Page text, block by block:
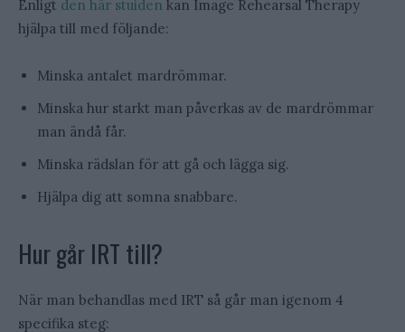
Enligt den här stuiden kan Image Rehearsal Therapy
hjälpa till med följande:
Minska antalet mardrömmar.
Minska hur starkt man påverkas av de mardrömmar
man ändå får.
Minska rädslan för att gå och lägga sig.
Hjälpa dig att somna snabbare.
Hur går IRT till?
När man behandlas med IRT så går man igenom 4
specifika steg: